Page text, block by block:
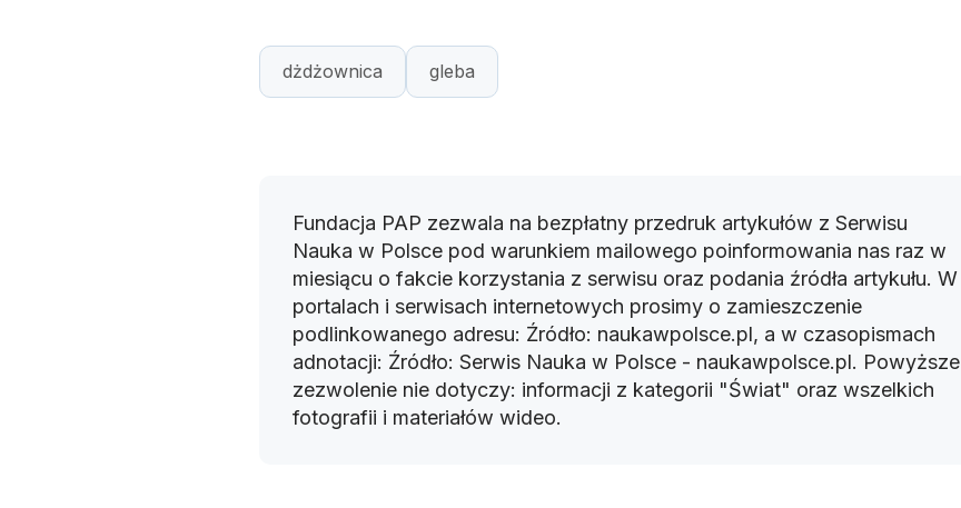
dżdżownica gleba
Fundacja PAP zezwala na bezpłatny przedruk artykułów z Serwisu
Nauka w Polsce pod warunkiem mailowego poinformowania nas raz w
miesiącu o fakcie korzystania z serwisu oraz podania źródła artykułu. W
portalach i serwisach internetowych prosimy o zamieszczenie
podlinkowanego adresu: Źródło: naukawpolsce.pl, a w czasopismach
adnotacji: Źródło: Serwis Nauka w Polsce - naukawpolsce.pl. Powyższe
zezwolenie nie dotyczy: informacji z kategorii "Świat" oraz wszelkich
fotografii i materiałów wideo.